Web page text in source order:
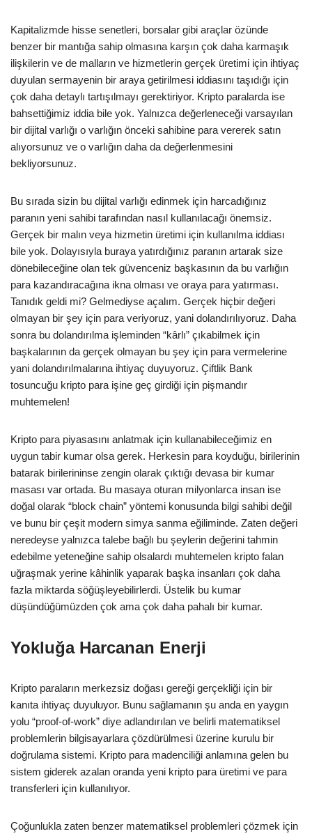
Kapitalizmde hisse senetleri, borsalar gibi araçlar özünde
benzer bir mantığa sahip olmasına karşın çok daha karmaşık
ilişkilerin ve de malların ve hizmetlerin gerçek üretimi için ihtiyaç
duyulan sermayenin bir araya getirilmesi iddiasını taşıdığı için
çok daha detaylı tartışılmayı gerektiriyor. Kripto paralarda ise
bahsettiğimiz iddia bile yok. Yalnızca değerleneceği varsayılan
bir dijital varlığı o varlığın önceki sahibine para vererek satın
alıyorsunuz ve o varlığın daha da değerlenmesini
bekliyorsunuz.
Bu sırada sizin bu dijital varlığı edinmek için harcadığınız
paranın yeni sahibi tarafından nasıl kullanılacağı önemsiz.
Gerçek bir malın veya hizmetin üretimi için kullanılma iddiası
bile yok. Dolayısıyla buraya yatırdığınız paranın artarak size
dönebileceğine olan tek güvenceniz başkasının da bu varlığın
para kazandıracağına ikna olması ve oraya para yatırması.
Tanıdık geldi mi? Gelmediyse açalım. Gerçek hiçbir değeri
olmayan bir şey için para veriyoruz, yani dolandırılıyoruz. Daha
sonra bu dolandırılma işleminden “kârlı” çıkabilmek için
başkalarının da gerçek olmayan bu şey için para vermelerine
yani dolandırılmalarına ihtiyaç duyuyoruz. Çiftlik Bank
tosuncuğu kripto para işine geç girdiği için pişmandır
muhtemelen!
Kripto para piyasasını anlatmak için kullanabileceğimiz en
uygun tabir kumar olsa gerek. Herkesin para koyduğu, birilerinin
batarak birilerininse zengin olarak çıktığı devasa bir kumar
masası var ortada. Bu masaya oturan milyonlarca insan ise
doğal olarak “block chain” yöntemi konusunda bilgi sahibi değil
ve bunu bir çeşit modern simya sanma eğiliminde. Zaten değeri
neredeyse yalnızca talebe bağlı bu şeylerin değerini tahmin
edebilme yeteneğine sahip olsalardı muhtemelen kripto falan
uğraşmak yerine kâhinlik yaparak başka insanları çok daha
fazla miktarda söğüşleyebilirlerdi. Üstelik bu kumar
düşündüğümüzden çok ama çok daha pahalı bir kumar.
Yokluğa Harcanan Enerji
Kripto paraların merkezsiz doğası gereği gerçekliği için bir
kanıta ihtiyaç duyuluyor. Bunu sağlamanın şu anda en yaygın
yolu “proof-of-work” diye adlandırılan ve belirli matematiksel
problemlerin bilgisayarlara çözdürülmesi üzerine kurulu bir
doğrulama sistemi. Kripto para madenciliği anlamına gelen bu
sistem giderek azalan oranda yeni kripto para üretimi ve para
transferleri için kullanılıyor.
Çoğunlukla zaten benzer matematiksel problemleri çözmek için